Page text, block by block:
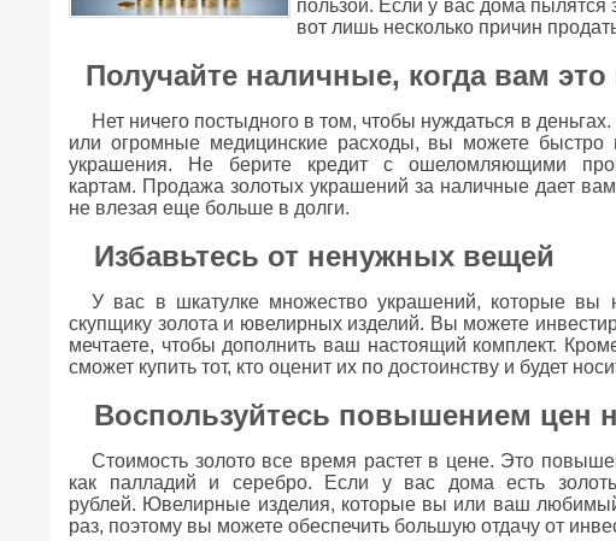
пользой. Если у вас дома
вот лишь несколько причин
Получайте наличные, когда вам
Нет ничего постыдного в том, чтобы нуждаться в
или огромные медицинские расходы, вы можете быстро
украшения. Не берите кредит с ошеломляющими
картам. Продажа золотых украшений за наличные дает
не влезая еще больше в долги.
Избавьтесь от ненужных вещей
У вас в шкатулке множество украшений, которые вы
скупщику золота и ювелирных изделий. Вы можете
мечтаете, чтобы дополнить ваш настоящий комплект.
сможет купить тот, кто оценит их по достоинству и будет
Воспользуйтесь повышением цен
Стоимость золото все время растет в цене. Это
как палладий и серебро. Если у вас дома есть
рублей. Ювелирные изделия, которые вы или ваш
раз, поэтому вы можете обеспечить большую отдачу от